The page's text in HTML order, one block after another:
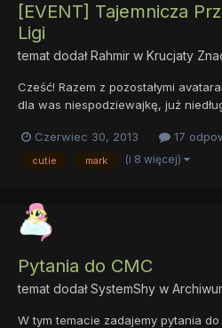
[EVENT] Tajemnicza
Ligi
temat dodałRahmir w Krucjaty
Cześć! Razem z pozostałymi
dla was niespodziewajkę, już
na temat zasad a teraz zachęcam i
Każdy kto by przechodził obok
znajdującego się na Akrach Słodkich
Czerwiec 30, 2013 17
cutie mark (i 8 więcej)
Pytania do CMC
temat dodałSystemShy w
W tym temacie zadajemy pytania